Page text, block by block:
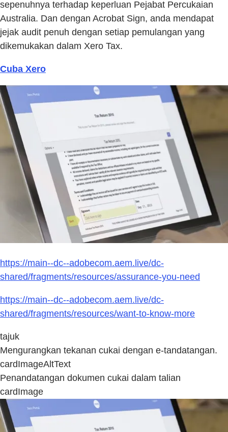
sepenuhnya terhadap keperluan Pejabat Percukaian
Australia. Dan dengan Acrobat Sign, anda mendapat
jejak audit penuh dengan setiap pemulangan yang
dikemukakan dalam Xero Tax.
Cuba Xero
https://main--dc--adobecom.aem.live/dc-
shared/fragments/resources/assurance-you-need
https://main--dc--adobecom.aem.live/dc-
shared/fragments/resources/want-to-know-more
tajuk
Mengurangkan tekanan cukai dengan e-tandatangan.
cardImageAltText
Penandatangan dokumen cukai dalam talian
cardImage